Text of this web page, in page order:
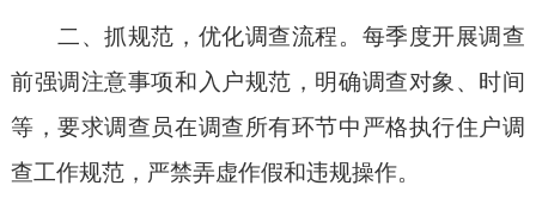
二、抓规范，优化调查流程。 每季度开展调查
前强调注意事项和入户规范，明确调查对象、时间
等，要求调查员在调查所有环节中 严格执行住户调
查工作规范，严禁弄虚作假和违规操作。